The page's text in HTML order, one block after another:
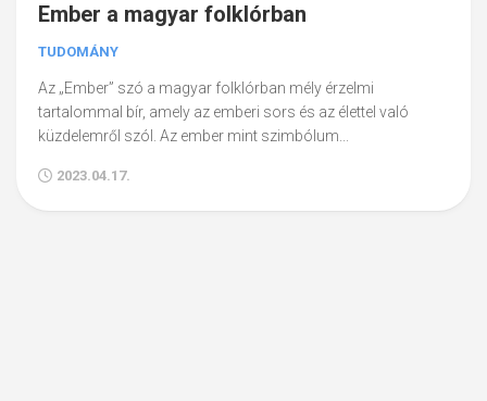
Ember a magyar folklórban
TUDOMÁNY
Az „Ember” szó a magyar folklórban mély érzelmi
tartalommal bír, amely az emberi sors és az élettel való
küzdelemről szól. Az ember mint szimbólum...
2023.04.17.